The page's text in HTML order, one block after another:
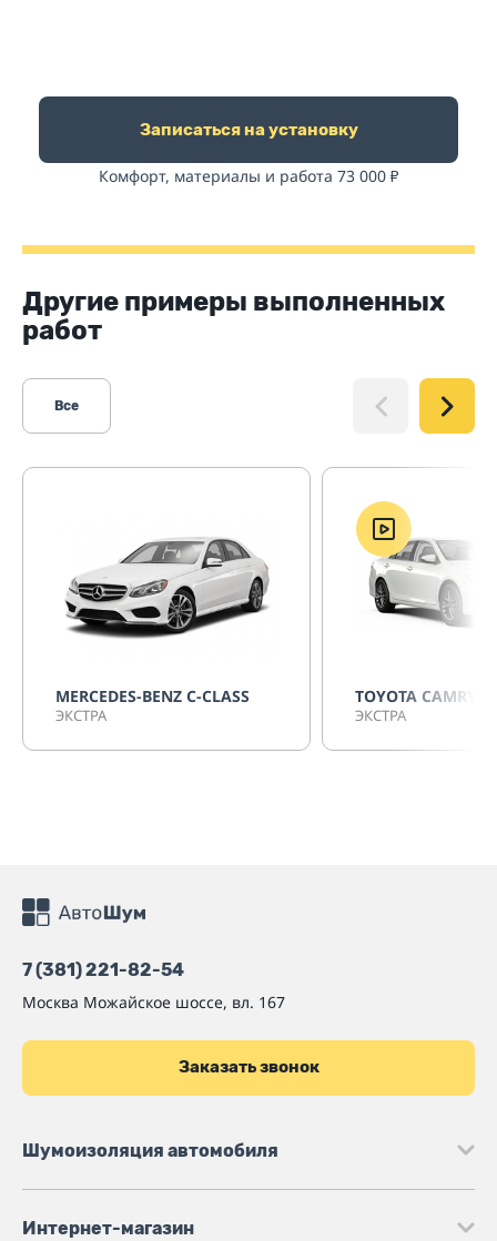
Записаться на установку
Комфорт, материалы и работа 73 000 ₽
Другие примеры выполненных
работ
Все
MERCEDES-BENZ C-CLASS
ЭКСТРА
TOYOTA CAMRY
ЭКСТРА
7 (381) 221-82-54
Москва Можайское шоссе, вл. 167
Заказать звонок
Шумоизоляция автомобиля
Интернет-магазин